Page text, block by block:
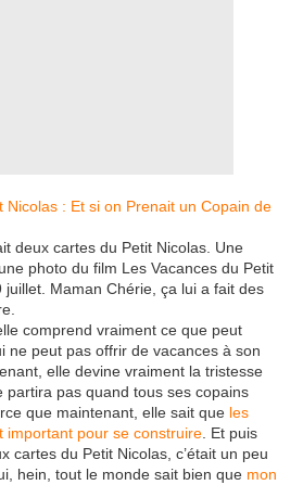
deux cartes du Petit Nicolas. Une
photo du film Les Vacances du Petit
juillet. Maman Chérie, ça lui a fait des
comprend vraiment ce que peut
ne peut pas offrir de vacances à son
elle devine vraiment la tristesse
partira pas quand tous ses copains
que maintenant, elle sait que les
important pour se construire . Et puis
cartes du Petit Nicolas, c’était un peu
hein, tout le monde sait bien que mon